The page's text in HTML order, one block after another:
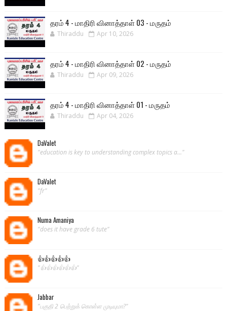
தரம் 4 - மாதிரி வினாத்தாள் 03 - மருதம்
Thiraddu Apr 10, 2026
தரம் 4 - மாதிரி வினாத்தாள் 02 - மருதம்
Thiraddu Apr 09, 2026
தரம் 4 - மாதிரி வினாத்தாள் 01 - மருதம்
Thiraddu Apr 04, 2026
DaValet
"education is key to understanding complex topics a..."
DaValet
"fr"
Numa Amaniya
"does it have grade 6 tute"
👍👍👍👍👍
"👍👍👍👍👍👍"
Jabbar
"பகுதி 2 பெற்றுக் கொள்ள முடியுமா?"